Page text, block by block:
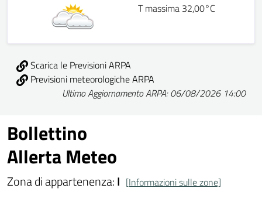
T massima 32,00°C
Scarica le Previsioni ARPA
Previsioni meteorologiche ARPA
Ultimo Aggiornamento ARPA: 06/08/2026 14:00
Bollettino
Allerta Meteo
Zona di appartenenza:I [Informazioni sulle zone]